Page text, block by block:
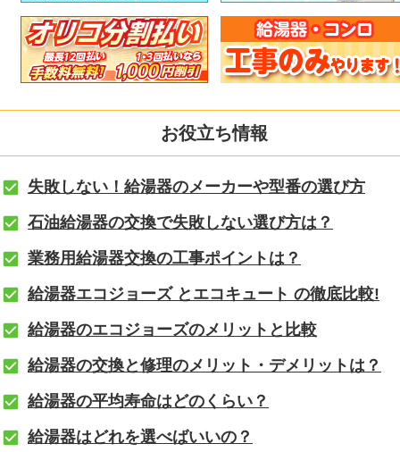
お役立ち情報
失敗しない！給湯器のメーカーや型番の選び方
石油給湯器の交換で失敗しない選び方は？
業務用給湯器交換の工事ポイントは？
給湯器エコジョーズ とエコキュート の徹底比較!
給湯器のエコジョーズのメリットと比較
給湯器の交換と修理のメリット・デメリットは？
給湯器の平均寿命はどのくらい？
給湯器はどれを選べばいいの？